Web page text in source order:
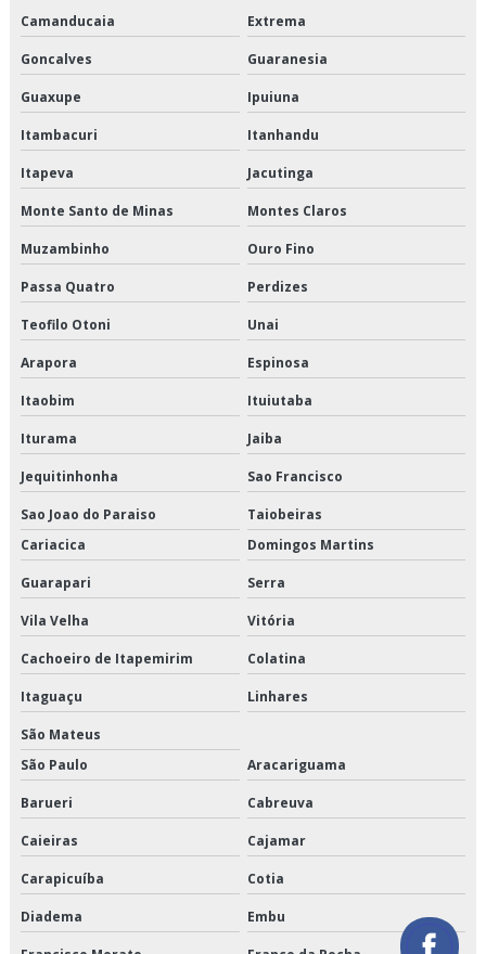
Logística para perecíveis em sp
Logística para perecíveis preço
Logística para perecíveis valor
Orçamento de distribuição de alimentos climatizados
Orçamento de distribuição de alimentos congelados
Orçamento de distribuição de alimentos refrigerados
Orçamento de entrega de congelados
Orçamento de entrega de perecíveis
Orçamento de entrega de refrigerados
Orçamento de entregas fracionadas
Orçamento de logística de alimentos
Orçamento de logística de alimentos congelados
Orçamento de logística para perecíveis
Orçamento de serviço de entrega de perecíveis
Orçamento de transporte de alimentos perecíveis
Orçamento de transporte de climatizados
Orçamento de transporte de congelados
Orçamento de transporte de refrigerados
Camanducaia Extrema
Goncalves Guaranesia
Guaxupe Ipuiuna
Itambacuri Itanhandu
Itapeva Jacutinga
Monte Santo de Minas Montes Claros
Muzambinho Ouro Fino
Passa Quatro Perdizes
Teofilo Otoni Unai
Arapora Espinosa
Itaobim Ituiutaba
Iturama Jaiba
Jequitinhonha Sao Francisco
Sao Joao do Paraiso
Taiobeiras
Cariacica
Domingos Martins
Guarapari Serra
Vila Velha Vitória
Cachoeiro de Itapemirim Colatina
Itaguaçu Linhares
São Mateus
São Paulo
Aracariguama
Barueri Cabreuva
Caieiras Cajamar
Carapicuíba Cotia
Diadema Embu